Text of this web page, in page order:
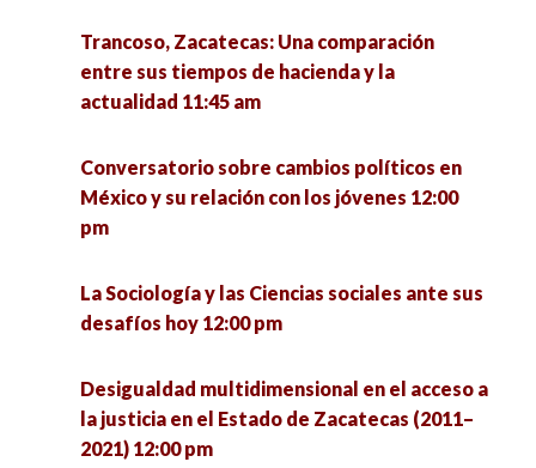
Factores socioambientales que determinan las
conductas de violencia y delictivas en las
viviendas multifamiliares de la colonia
Sustentabilidad en tiempos de pandemia 1:00
Simposio sobre Métodos de Investigación:
experiencias y saberes 1:00 pm
Mesa de egresados: La formación de
investigadores en la Unidad Académica de
Ciencia Política. En memoria al Dr. Eligio Meza
Trancoso, Zacatecas: Una comparación
entre sus tiempos de hacienda y la
actualidad 11:45 am
Conversatorio sobre cambios políticos en
México y su relación con los jóvenes 12:00
pm
La Sociología y las Ciencias sociales ante sus
desafíos hoy 12:00 pm
Desigualdad multidimensional en el acceso a
la justicia en el Estado de Zacatecas (2011–
2021) 12:00 pm